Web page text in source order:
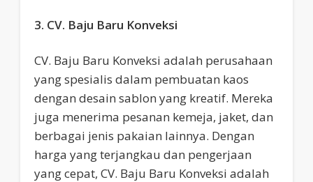
3. CV. Baju Baru Konveksi
CV. Baju Baru Konveksi adalah perusahaan
yang spesialis dalam pembuatan kaos
dengan desain sablon yang kreatif. Mereka
juga menerima pesanan kemeja, jaket, dan
berbagai jenis pakaian lainnya. Dengan
harga yang terjangkau dan pengerjaan
yang cepat, CV. Baju Baru Konveksi adalah